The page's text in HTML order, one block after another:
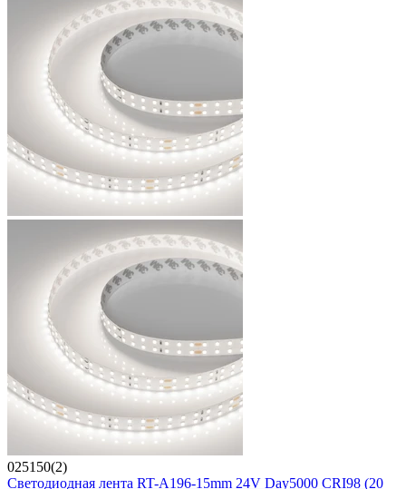
025150(2)
Светодиодная лента RT-A196-15mm 24V Day5000 CRI98 (20